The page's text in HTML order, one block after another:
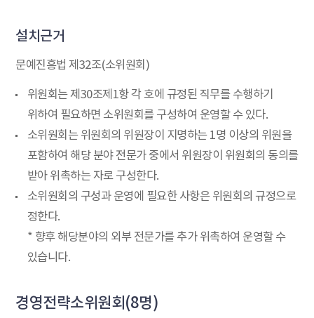
설치근거
문예진흥법 제32조(소위원회)
위원회는 제30조제1항 각 호에 규정된 직무를 수행하기
위하여 필요하면 소위원회를 구성하여 운영할 수 있다.
소위원회는 위원회의 위원장이 지명하는 1명 이상의 위원을
포함하여 해당 분야 전문가 중에서 위원장이 위원회의 동의를
받아 위촉하는 자로 구성한다.
소위원회의 구성과 운영에 필요한 사항은 위원회의 규정으로
정한다.
* 향후 해당분야의 외부 전문가를 추가 위촉하여 운영할 수
있습니다.
경영전략소위원회(8명)